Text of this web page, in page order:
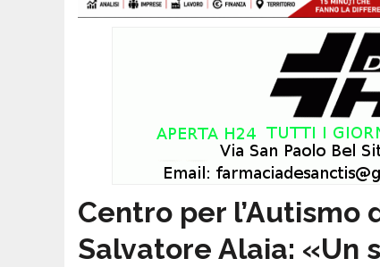
Centro per l’Autismo
Salvatore Alaia: «Un